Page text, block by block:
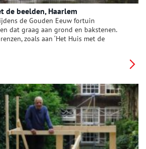
de beelden, Haarlem
de Gouden Eeuw fortuin
dat graag aan grond en bakstenen.
zoals aan ‘Het Huis met de
als ‘buiten’ ontwerpen. De